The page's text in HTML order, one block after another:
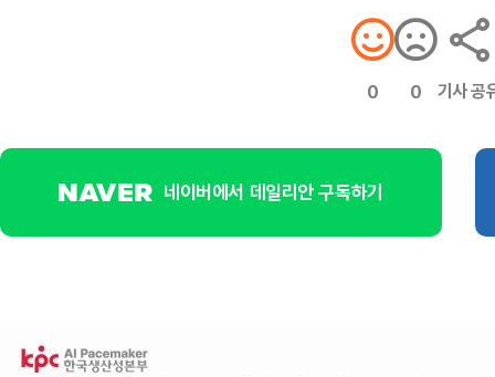
0 0 기사 공
네이버에서 데일리안 구독하기